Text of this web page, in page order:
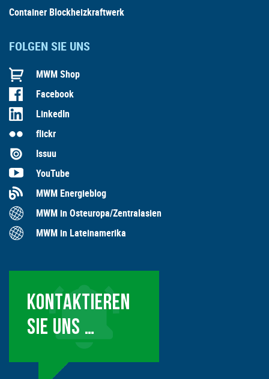
Container Blockheizkraftwerk
FOLGEN SIE UNS
MWM Shop
Facebook
LinkedIn
flickr
Issuu
YouTube
MWM Energieblog
MWM in Osteuropa/Zentralasien
MWM in Lateinamerika
KONTAKTIEREN
SIE UNS …